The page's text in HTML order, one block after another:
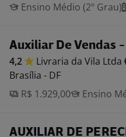
Ensino Médio (2º Grau)
Auxiliar De Vendas
4,2 Livraria da Vila Ltda
Brasília - DF
R$ 1.929,00
Ensino
AUXILIAR DE